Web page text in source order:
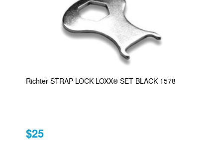
Richter STRAP LOCK LOXX® SET BLACK 1578
$25